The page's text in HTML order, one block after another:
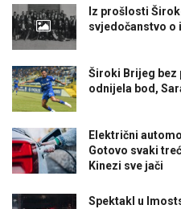
Iz prošlosti
svjedočanstvo o
Široki Brijeg bez
odnijela bod,
Električni
Gotovo svaki
Kinezi sve jači
Spektakl u